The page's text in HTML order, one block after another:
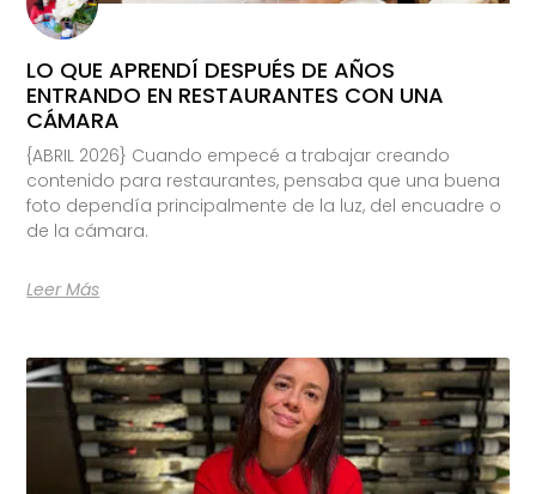
LO QUE APRENDÍ DESPUÉS DE AÑOS
ENTRANDO EN RESTAURANTES CON UNA
CÁMARA
{ABRIL 2026} Cuando empecé a trabajar creando
contenido para restaurantes, pensaba que una buena
foto dependía principalmente de la luz, del encuadre o
de la cámara.
Leer Más